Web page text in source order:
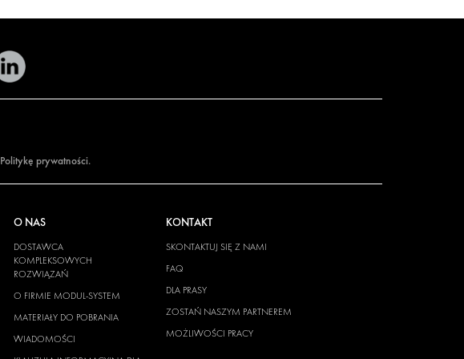
Politykę prywatności.
O NAS
DOSTAWCA
KOMPLEKSOWYCH
ROZWIĄZAŃ
O FIRMIE MODUL-SYSTEM
MATERIAŁY DO POBRANIA
WIADOMOŚCI
KONTAKT
SKONTAKTUJ SIĘ Z NAMI
FAQ
DLA PRASY
ZOSTAŃ NASZYM PARTNEREM
MOŻLIWOŚCI PRACY